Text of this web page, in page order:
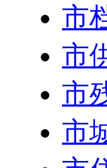
市
市
市
市